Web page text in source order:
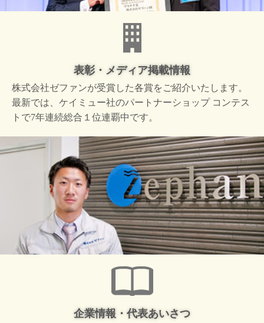
表彰・メディア掲載情報
株式会社ゼファンが受賞した各賞をご紹介いたします。
最新では、ケイミュー社のパートナーショップ コンテス
トで7年連続総合１位連覇中です。
企業情報・代表あいさつ